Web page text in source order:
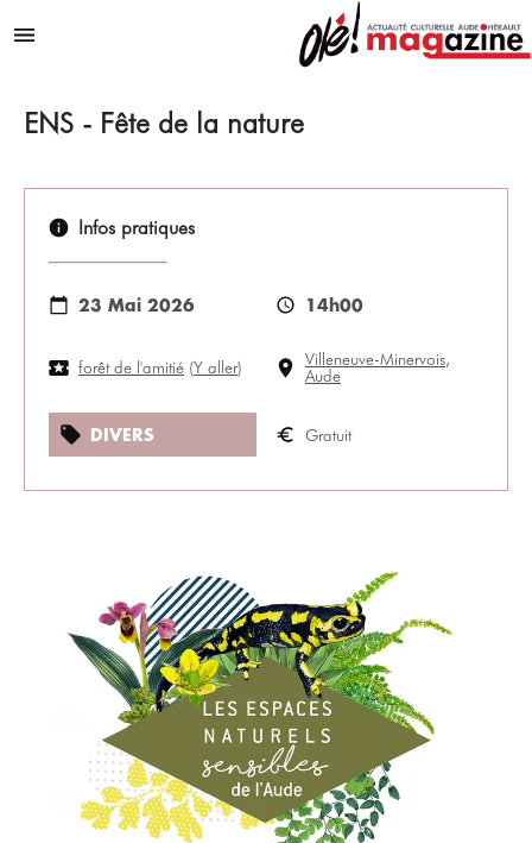
Menu
ENS - Fête de la nature
Infos pratiques
23 Mai 2026 14h00
forêt de l'amitié (Y aller) Villeneuve-Minervois,
Aude
DIVERS Gratuit